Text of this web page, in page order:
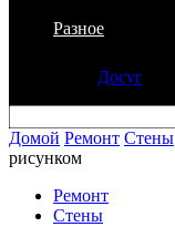
Разное
Досуг
Домой Ремонт Стены
рисунком
Ремонт
Стены